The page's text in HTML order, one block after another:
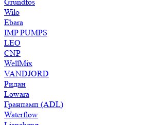
Wilo
Ebara
IMP PUMPS
LEO
CNP
WellMix
VANDJORD
Ридан
Lowara
Гранпамп (ADL)
Waterflow